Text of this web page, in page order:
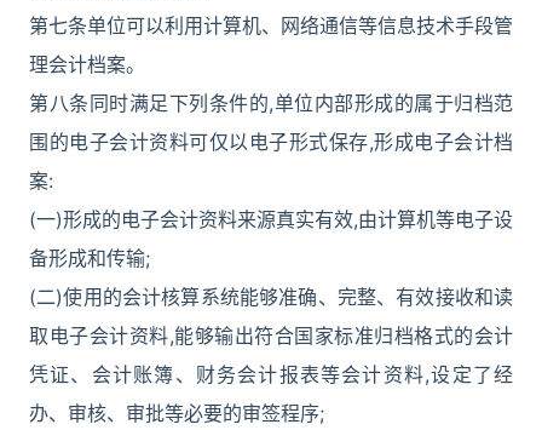
第七条单位可以利用计算机、网络通信等信息技术手段管
理会计档案。
第八条同时满足下列条件的,单位内部形成的属于归档范
围的电子会计资料可仅以电子形式保存,形成电子会计档
案:
(一)形成的电子会计资料来源真实有效,由计算机等电子设
备形成和传输;
(二)使用的会计核算系统能够准确、完整、有效接收和读
取电子会计资料,能够输出符合国家标准归档格式的会计
凭证、会计账簿、财务会计报表等会计资料,设定了经
办、审核、审批等必要的审签程序;